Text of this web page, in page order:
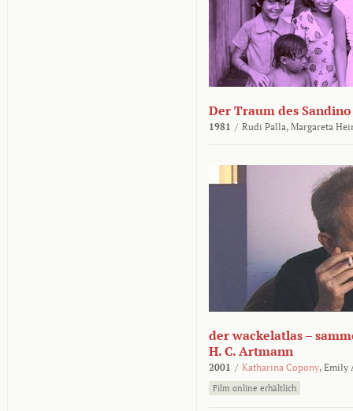
Der Traum des Sandino
1981 / Rudi Palla, Margareta
der wackelatlas –
H. C. Artmann
2001 / Katharina Copony, Emily
Film online erhältlich